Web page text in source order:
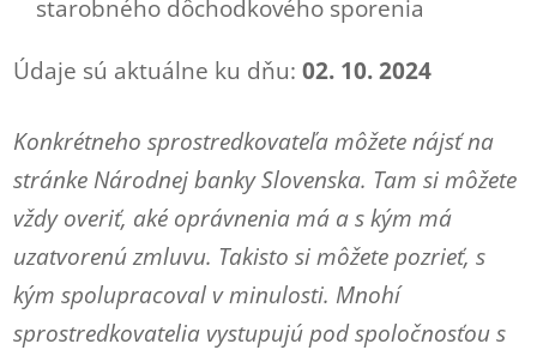
starobného dôchodkového sporenia
Údaje sú aktuálne ku dňu:02. 10. 2024
Konkrétneho sprostredkovateľa môžete nájsť na
stránke Národnej banky Slovenska. Tam si môžete
vždy overiť, aké oprávnenia má a s kým má
uzatvorenú zmluvu. Takisto si môžete pozrieť, s
kým spolupracoval v minulosti. Mnohí
sprostredkovatelia vystupujú pod spoločnosťou s